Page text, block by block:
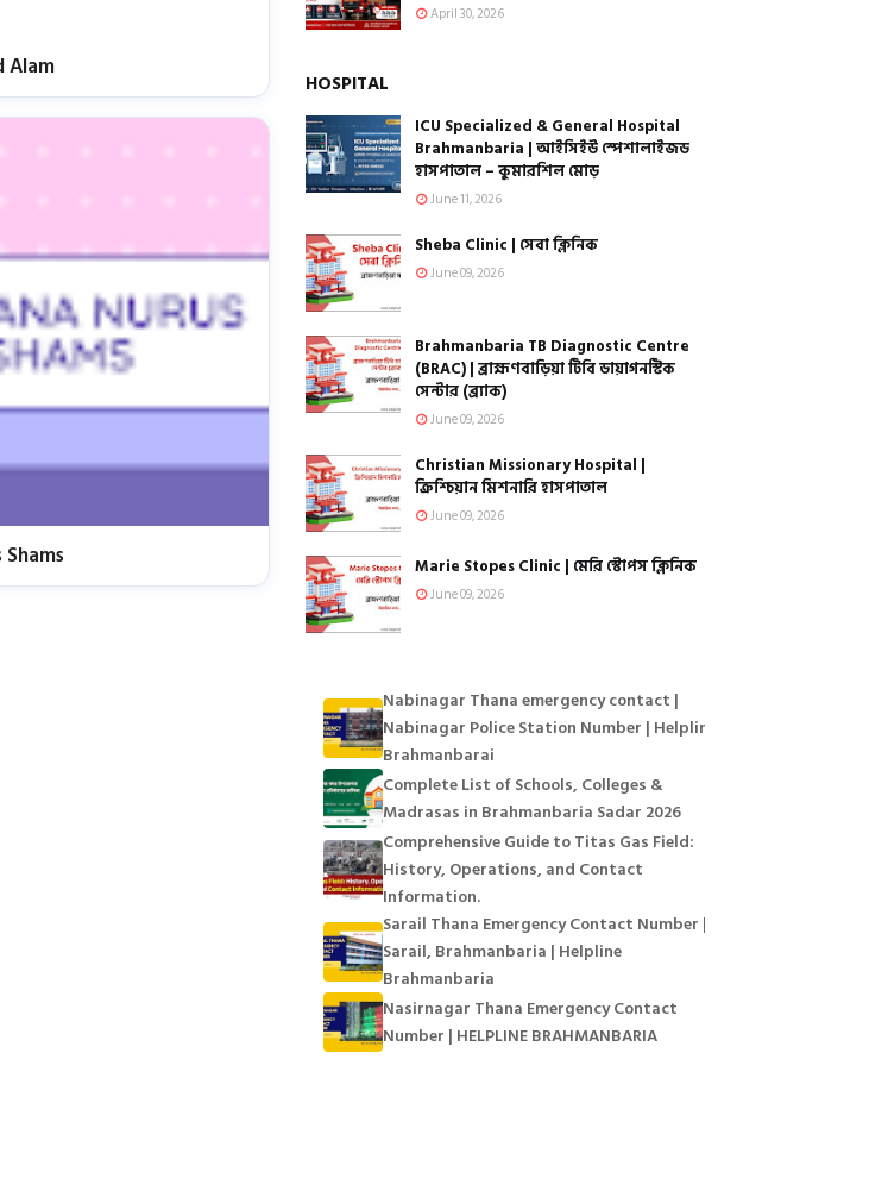
Alam
April 30, 2026
HOSPITAL
ICU Specialized & General Hospital
Brahmanbaria | আইসিইউ স্পেশালাইজড
হাসপাতাল – কুমারশিল মোড়
June 11, 2026
Sheba Clinic | সেবা ক্লিনিক
June 09, 2026
Brahmanbaria TB Diagnostic Centre
(BRAC) | ব্রাহ্মণবাড়িয়া টিবি ডায়াগনস্টিক
সেন্টার (ব্র্যাক)
June 09, 2026
Christian Missionary Hospital |
ক্রিশ্চিয়ান মিশনারি হাসপাতাল
June 09, 2026
Marie Stopes Clinic | মেরি স্টোপস ক্লিনিক
June 09, 2026
Nabinagar Thana emergency contact |
Nabinagar Police Station Number | Helpline
Brahmanbarai
Complete List of Schools, Colleges &
Madrasas in Brahmanbaria Sadar 2026
Comprehensive Guide to Titas Gas Field:
History, Operations, and Contact
Information.
Sarail Thana Emergency Contact Number |
Sarail, Brahmanbaria | Helpline
Brahmanbaria
Nasirnagar Thana Emergency Contact
Number | HELPLINE BRAHMANBARIA